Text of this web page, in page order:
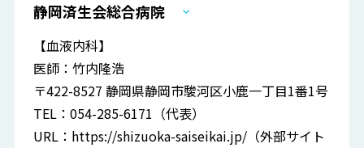
静岡済生会総合病院
【血液内科】
医師：竹内隆浩
〒422-8527 静岡県静岡市駿河区小鹿一丁目1番1号
TEL：054-285-6171（代表）
URL： https://shizuoka-saiseikai.jp/ （外部サイト